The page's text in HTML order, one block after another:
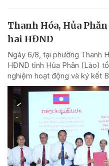
Thanh Hóa, Hủa
hai HĐND
Ngày 6/8, tại phường Thanh
HĐND tỉnh Hủa Phăn (Lào)
nghiệm hoạt động và ký kết